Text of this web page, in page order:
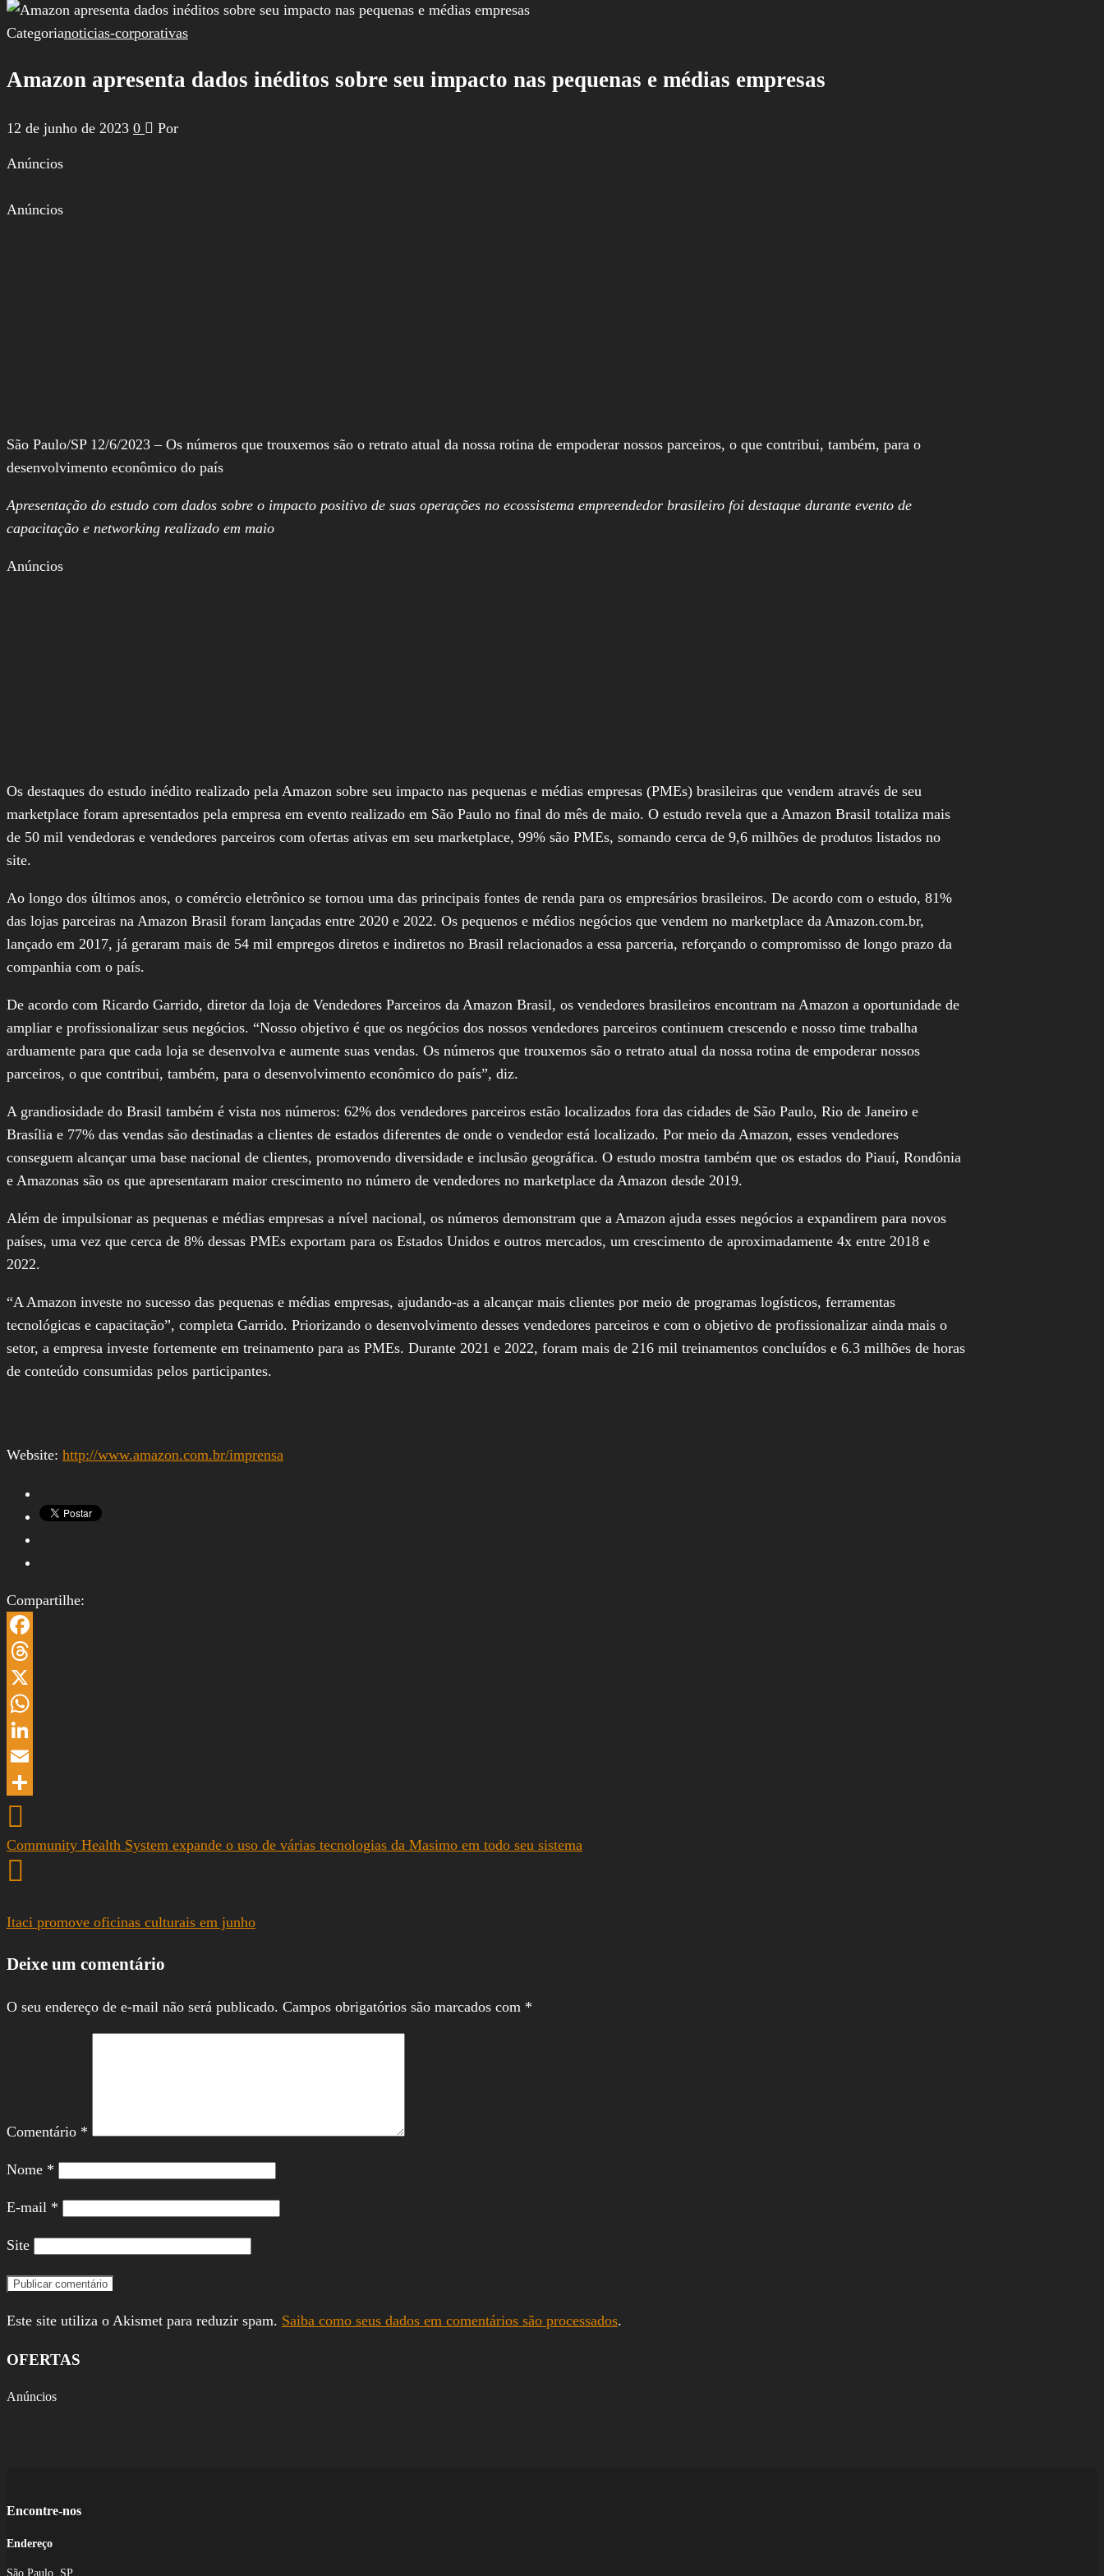
por:
Categorianoticias-corporativas
Amazon apresenta dados inéditos sobre seu impacto nas pequenas e médias empresas
12 de junho de 2023 0 Por
Anúncios
Anúncios
São Paulo/SP 12/6/2023 – Os números que trouxemos são o retrato atual da nossa rotina de empoderar nossos parceiros, o que contribui, também, para o
desenvolvimento econômico do país
Apresentação do estudo com dados sobre o impacto positivo de suas operações no ecossistema empreendedor brasileiro foi destaque durante evento de
capacitação e networking realizado em maio
Anúncios
Os destaques do estudo inédito realizado pela Amazon sobre seu impacto nas pequenas e médias empresas (PMEs) brasileiras que vendem através de seu
marketplace foram apresentados pela empresa em evento realizado em São Paulo no final do mês de maio. O estudo revela que a Amazon Brasil totaliza mais
de 50 mil vendedoras e vendedores parceiros com ofertas ativas em seu marketplace, 99% são PMEs, somando cerca de 9,6 milhões de produtos listados no
site.
Ao longo dos últimos anos, o comércio eletrônico se tornou uma das principais fontes de renda para os empresários brasileiros. De acordo com o estudo, 81%
das lojas parceiras na Amazon Brasil foram lançadas entre 2020 e 2022. Os pequenos e médios negócios que vendem no marketplace da Amazon.com.br,
lançado em 2017, já geraram mais de 54 mil empregos diretos e indiretos no Brasil relacionados a essa parceria, reforçando o compromisso de longo prazo da
companhia com o país.
De acordo com Ricardo Garrido, diretor da loja de Vendedores Parceiros da Amazon Brasil, os vendedores brasileiros encontram na Amazon a oportunidade de
ampliar e profissionalizar seus negócios. “Nosso objetivo é que os negócios dos nossos vendedores parceiros continuem crescendo e nosso time trabalha
arduamente para que cada loja se desenvolva e aumente suas vendas. Os números que trouxemos são o retrato atual da nossa rotina de empoderar nossos
parceiros, o que contribui, também, para o desenvolvimento econômico do país”, diz.
A grandiosidade do Brasil também é vista nos números: 62% dos vendedores parceiros estão localizados fora das cidades de São Paulo, Rio de Janeiro e
Brasília e 77% das vendas são destinadas a clientes de estados diferentes de onde o vendedor está localizado. Por meio da Amazon, esses vendedores
conseguem alcançar uma base nacional de clientes, promovendo diversidade e inclusão geográfica. O estudo mostra também que os estados do Piauí, Rondônia
e Amazonas são os que apresentaram maior crescimento no número de vendedores no marketplace da Amazon desde 2019.
Além de impulsionar as pequenas e médias empresas a nível nacional, os números demonstram que a Amazon ajuda esses negócios a expandirem para novos
países, uma vez que cerca de 8% dessas PMEs exportam para os Estados Unidos e outros mercados, um crescimento de aproximadamente 4x entre 2018 e
2022.
“A Amazon investe no sucesso das pequenas e médias empresas, ajudando-as a alcançar mais clientes por meio de programas logísticos, ferramentas
tecnológicas e capacitação”, completa Garrido. Priorizando o desenvolvimento desses vendedores parceiros e com o objetivo de profissionalizar ainda mais o
setor, a empresa investe fortemente em treinamento para as PMEs. Durante 2021 e 2022, foram mais de 216 mil treinamentos concluídos e 6.3 milhões de horas
de conteúdo consumidas pelos participantes.
Website: http://www.amazon.com.br/imprensa
Compartilhe:
Facebook
Threads
X
WhatsApp
LinkedIn
Email
Share
Community Health System expande o uso de várias tecnologias da Masimo em todo seu sistema
Itaci promove oficinas culturais em junho
Deixe um comentário
O seu endereço de e-mail não será publicado. Campos obrigatórios são marcados com *
Comentário *
Nome *
E-mail *
Site
Este site utiliza o Akismet para reduzir spam. Saiba como seus dados em comentários são processados.
OFERTAS
Anúncios
Encontre-nos
Endereço
São Paulo, SP